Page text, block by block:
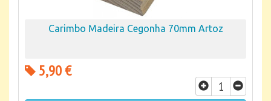
Carimbo Madeira Cegonha 70mm Artoz
5,90 €